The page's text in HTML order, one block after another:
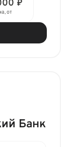
₽
от
Банк